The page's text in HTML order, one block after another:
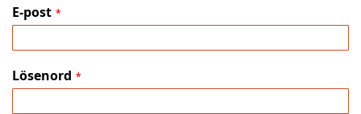
E-post
Lösenord